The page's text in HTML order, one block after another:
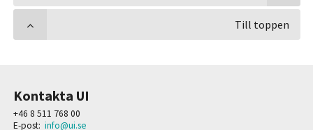
Till toppen
Kontakta UI
+46 8 511 768 00
E-post: info@ui.se